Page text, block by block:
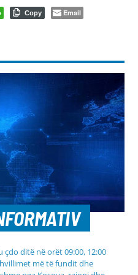
Copy Email
ditë në orët 09:00, 12:00
më të fundit dhe